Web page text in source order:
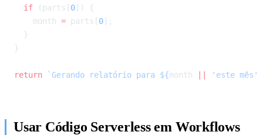
  if
(parts[0]) {
    month
= parts[0];
  }
}
return `Gerando relatório para ${month 'este
Usar Código Serverless em Workflows